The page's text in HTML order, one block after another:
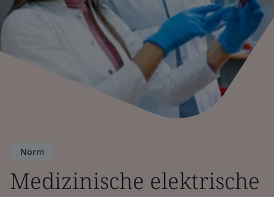
Norm
Medizinische elektrische